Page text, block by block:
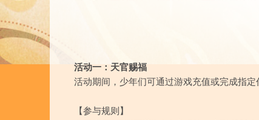
活动一：天官赐福
活动期间，少年们可通过游戏充值或完成指定
【参与规则】